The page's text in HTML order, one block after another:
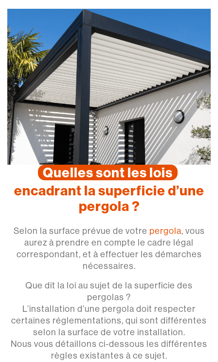
Quelles sont les lois
encadrant la superficie d’une
pergola ?
Selon la surface prévue de votre pergola, vous
aurez à prendre en compte le cadre légal
correspondant, et à effectuer les démarches
nécessaires.
Que dit la loi au sujet de la superficie des
pergolas ?
L’installation d’une pergola doit respecter
certaines réglementations, qui sont différentes
selon la surface de votre installation.
Nous vous détaillons ci-dessous les différentes
règles existantes à ce sujet.